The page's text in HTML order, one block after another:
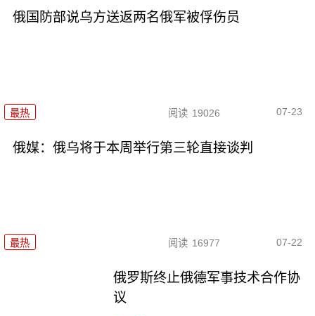
俄国防部说乌方送返两名俄军被俘伤员
最热 阅读 19026 07-23
俄媒：俄乌将于本周举行第三轮直接谈判
最热 阅读 16977 07-22
俄罗斯终止俄德军事技术合作协
议